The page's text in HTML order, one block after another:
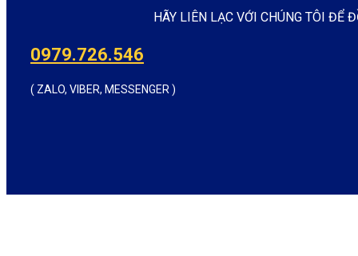
HÃY LIÊN LẠC VỚI CHÚNG TÔI ĐỂ
0979.726.546
( ZALO, VIBER, MESSENGER )